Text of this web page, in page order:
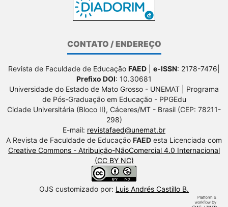
CONTATO / ENDEREÇO
Revista de Faculdade de Educação FAED e-ISSN: 2178-7476|
Prefixo DOI: 10.30681
Universidade do Estado de Mato Grosso - UNEMAT | Programa
de Pós-Graduação em Educação - PPGEdu
Cidade Universitária (Bloco II), Cáceres/MT - Brasil (CEP: 78211-
298)
E-mail: revistafaed@unemat.br
A Revista de Faculdade de Educação FAED esta Licenciada com
Creative Commons - Atribuição-NãoComercial 4.0 Internacional
(CC BY NC)
OJS customizado por: Luis Andrés Castillo B.